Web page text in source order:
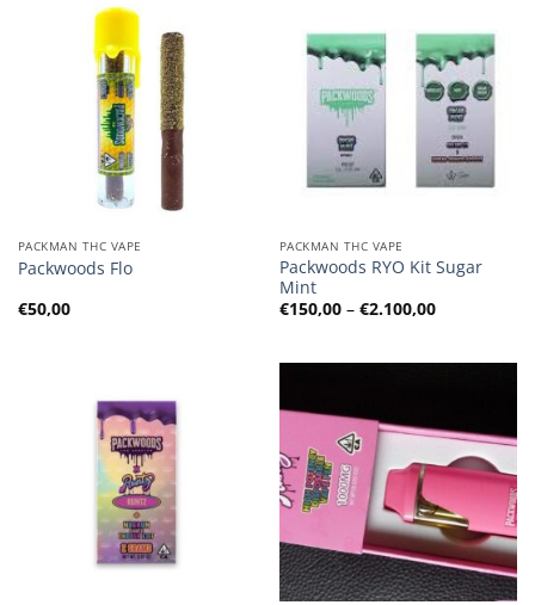
PACKMAN THC VAPE
Packwoods Flo
€50,00
PACKMAN THC VAPE
Packwoods RYO Kit Sugar
Mint
€150,00 – €2.100,00